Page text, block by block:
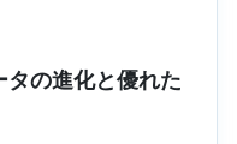
タの進化と優れた